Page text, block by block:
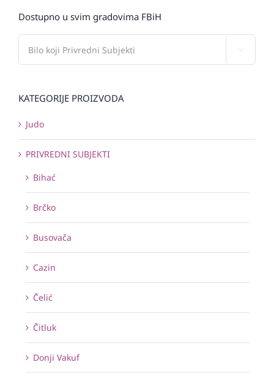
Dostupno u svim gradovima FBiH
KATEGORIJE PROIZVODA
Judo
PRIVREDNI SUBJEKTI
Bihać
Brčko
Busovača
Cazin
Čelić
Čitluk
Donji Vakuf